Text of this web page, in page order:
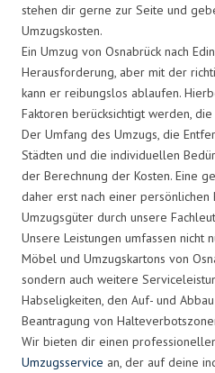
stehen dir gerne zur Seite und
Umzugskosten.
Ein Umzug von Osnabrück nach
Herausforderung, aber mit der
kann er reibungslos ablaufen.
Faktoren berücksichtigt werden,
Der Umfang des Umzugs, die
Städten und die individuellen
der Berechnung der Kosten. Eine
daher erst nach einer persönlichen
Umzugsgüter durch unsere
Unsere Leistungen umfassen nicht
Möbel und Umzugskartons von
sondern auch weitere
Habseligkeiten, den Auf- und
Beantragung von
Wir bieten dir einen
Umzugsservice an, der auf deine